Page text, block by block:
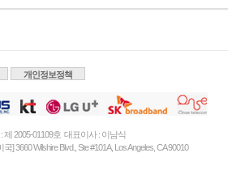
개인정보정책
2005-01109호 대표이사 : 이남식
Wilshire Blvd., Ste #101A, Los Angeles, CA 90010